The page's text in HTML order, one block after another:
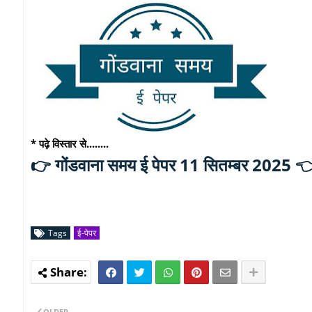
* पढ़े विस्तार से........
👉 गोंडवाना समय ई पेपर 11 सितम्बर 2025
Tags ई-पेपर